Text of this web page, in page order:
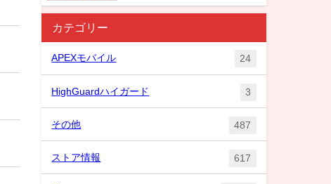
カテゴリー
APEXモバイル 24
HighGuardハイガード 3
その他 487
ストア情報 617